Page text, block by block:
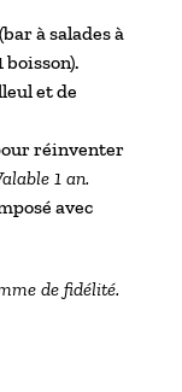
à salades à
boisson).
et de
réinventer
1 an.
avec
de fidélité.